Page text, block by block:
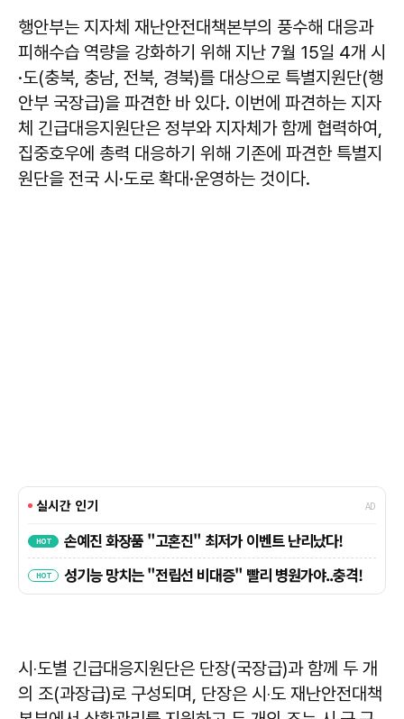
행안부는 지자체 재난안전대책본부의 풍수해 대응과
피해수습 역량을 강화하기 위해 지난 7월 15일 4개 시
·도(충북, 충남, 전북, 경북)를 대상으로 특별지원단(행
안부 국장급)을 파견한 바 있다. 이번에 파견하는 지자
체 긴급대응지원단은 정부와 지자체가 함께 협력하여,
집중호우에 총력 대응하기 위해 기존에 파견한 특별지
원단을 전국 시·도로 확대·운영하는 것이다.
시‧도별 긴급대응지원단은 단장(국장급)과 함께 두 개
의 조(과장급)로 구성되며, 단장은 시‧도 재난안전대책